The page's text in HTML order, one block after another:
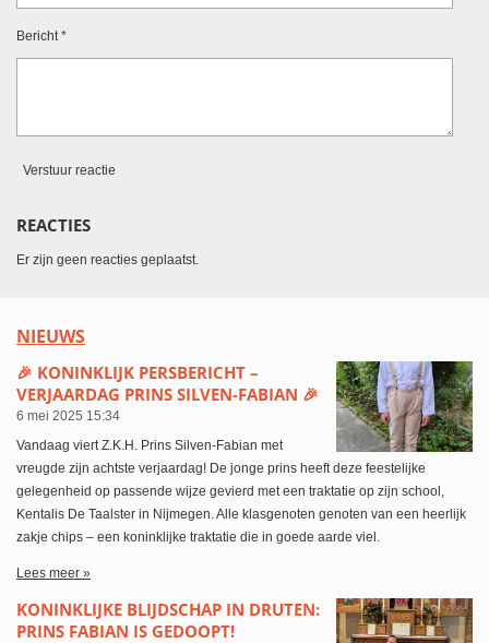
Bericht *
Verstuur reactie
REACTIES
Er zijn geen reacties geplaatst.
NIEUWS
🎉 KONINKLIJK PERSBERICHT –
VERJAARDAG PRINS SILVEN-FABIAN 🎉
6 mei 2025 15:34
Vandaag viert Z.K.H. Prins Silven-Fabian met
vreugde zijn achtste verjaardag! De jonge prins heeft deze feestelijke
gelegenheid op passende wijze gevierd met een traktatie op zijn school,
Kentalis De Taalster in Nijmegen. Alle klasgenoten genoten van een heerlijk
zakje chips – een koninklijke traktatie die in goede aarde viel.
Lees meer »
KONINKLIJKE BLIJDSCHAP IN DRUTEN:
PRINS FABIAN IS GEDOOPT!